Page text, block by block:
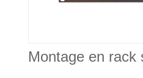
Montage en rack